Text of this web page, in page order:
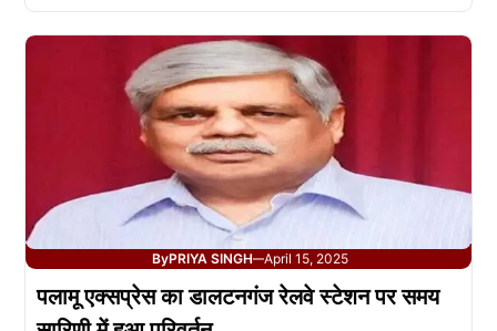
ByPRIYA SINGH—April 15, 2025
पलामू एक्सप्रेस का डालटनगंज रेलवे स्टेशन पर समय